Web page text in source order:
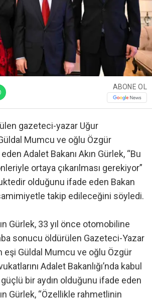
ABONE OL
gazeteci-yazar Uğur
Mumcu ve oğlu Özgür
Adalet Bakanı Akın Gürlek, “Bu
ortaya çıkarılması gerekiyor”
olduğunu ifade eden Bakan
takip edileceğini söyledi.
Gürlek, 33 yıl önce otomobiline
sonucu öldürülen Gazeteci-Yazar
eşi Güldal Mumcu ve oğlu Özgür
Adalet Bakanlığı’nda kabul
bir aydın olduğunu ifade eden
Gürlek, “Özellikle rahmetlinin